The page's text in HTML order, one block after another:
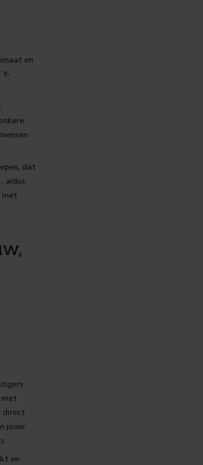
en
dat
aldus
met
met
direct
jouw
en